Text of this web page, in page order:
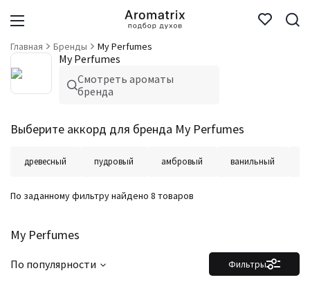
Главная Бренды My Perfumes
My Perfumes
Смотреть ароматы
бренда
Выберите аккорд для бренда My Perfumes
древесный пудровый амбровый ванильный
My Perfumes
По заданному фильтру найдено 8 товаров
Фильтры
По популярности